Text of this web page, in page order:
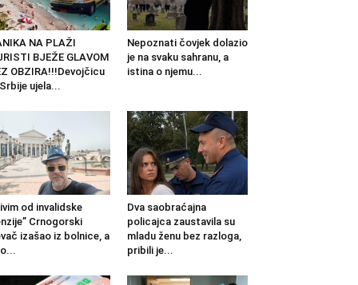
NA PLAŽI
BJEŽE GLAVOM
OBZIRA!!!Devojčicu
ujela...
Nepoznati čovjek dolazio
je na svaku sahranu, a
istina o njemu...
od invalidske
Crnogorski
izašao iz bolnice, a
Dva saobraćajna
policajca zaustavila su
mladu ženu bez razloga,
pribili je...